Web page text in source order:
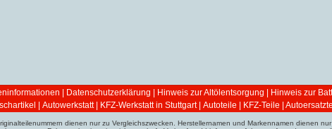
Datenschutzerklärung Hinweis zur Altölentsorgung Hinweis zur
Autowerkstatt | KFZ-Werkstatt in Stuttgart| Autoteile | KFZ-Teile |
dienen nur zu Vergleichszwecken. Herstellernamen und Markennamen dienen